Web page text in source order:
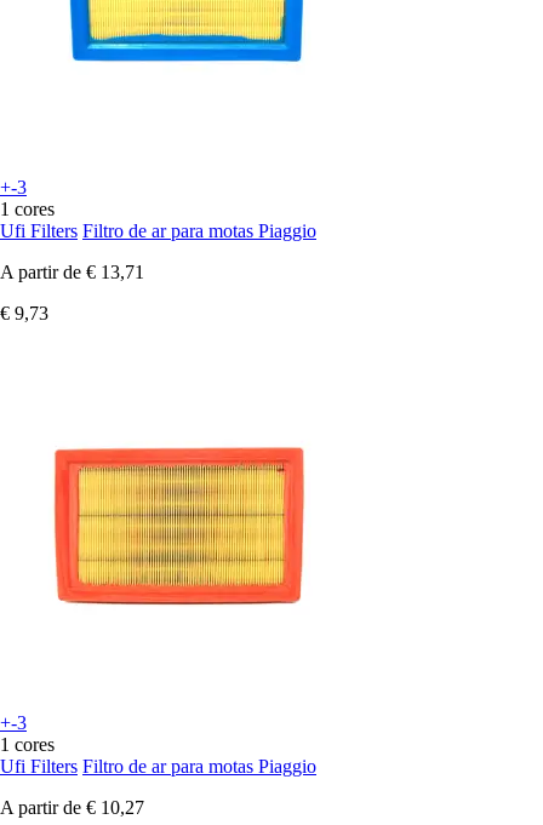
+-3
1 cores
Ufi Filters Filtro de ar para motas Piaggio
A partir de € 13,71
€ 9,73
+-3
1 cores
Ufi Filters Filtro de ar para motas Piaggio
A partir de € 10,27